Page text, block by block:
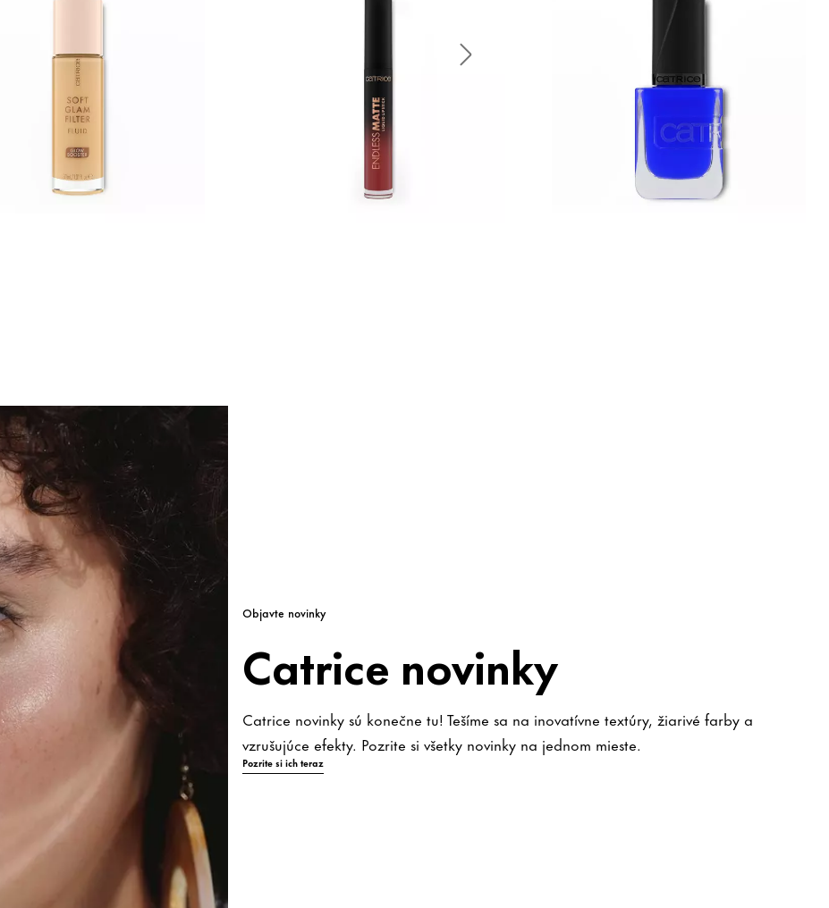
Objavte novinky
Catrice novinky
Catrice novinky sú konečne tu! Tešíme sa na inovatívne textúry, žiarivé farby a
vzrušujúce efekty. Pozrite si všetky novinky na jednom mieste.
Pozrite si ich teraz